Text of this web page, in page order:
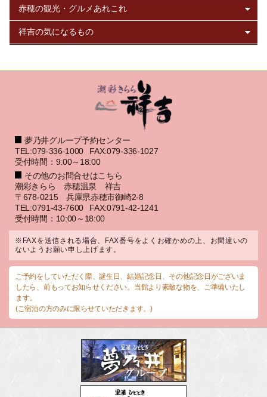
夢乃井グループ予約センター
TEL:079-336-1000
FAX:079-336-1027
受付時間：9:00～18:00
その他のお問合せはこちら
潮彩きらら 赤穂温泉 祥吉
〒678-0215 兵庫県赤穂市御崎2-8
TEL:0791-43-7600
FAX:0791-42-1241
受付時間：10:00～18:00
※FAXを送信される場合、FAX番号をよくお確かめの上、お間違いの
ないようお願い申し上げます。
ご予約をしていただく際、誕生日、結婚記念日、その他記念日がございま
したら、前もってお知らせください。当館より素敵な物を、ご準備いたし
ます。
(ご宿泊の方のみに限らせていただきます。)